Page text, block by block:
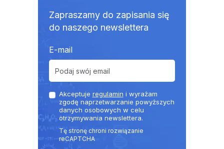
Zapraszamy do zapisania się
do naszego newslettera
E-mail
Akceptuje regulamin i wyrażam
zgodę naprzetwarzanie powyższych
danych osobowych w celu
otrzymywania newslettera.